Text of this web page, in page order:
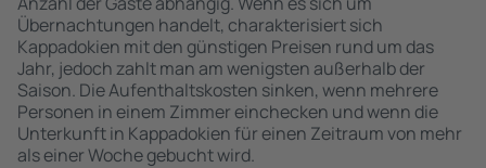
Übernachtungen handelt, charakterisiert sich
Kappadokien mit den günstigen Preisen rund um das
Jahr, jedoch zahlt man am wenigsten außerhalb der
Saison. Die Aufenthaltskosten sinken, wenn mehrere
Personen in einem Zimmer einchecken und wenn die
Unterkunft in Kappadokien für einen Zeitraum von mehr
als einer Woche gebucht wird.